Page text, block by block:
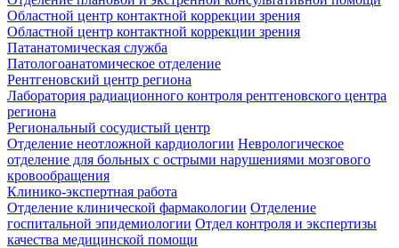
Областной центр контактной коррекции зрения
Областной центр контактной коррекции зрения
Патанатомическая служба
Патологоанатомическое отделение
Рентгеновский центр региона
Лаборатория радиационного контроля рентгеновского центра
региона
Региональный сосудистый центр
Отделение неотложной кардиологии Неврологическое
отделение для больных с острыми нарушениями мозгового
кровообращения
Клинико-экспертная работа
Отделение клинической фармакологии Отделение
госпитальной эпидемиологии Отдел контроля и экспертизы
качества медицинской помощи